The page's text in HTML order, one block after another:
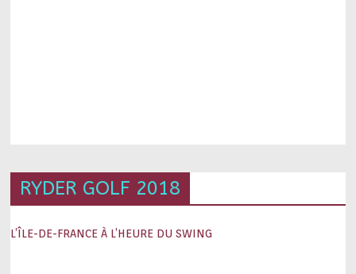
RYDER GOLF 2018
L’ÎLE-DE-FRANCE À L’HEURE DU SWING